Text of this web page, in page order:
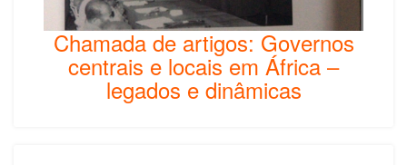
Chamada de artigos: Governos
centrais e locais em África –
legados e dinâmicas